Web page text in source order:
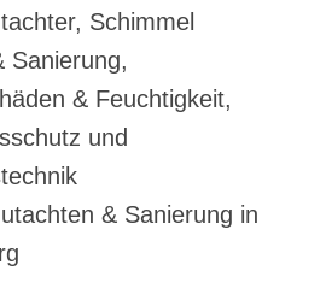
Schimmel
Sanierung,
& Feuchtigkeit,
und
& Sanierung in